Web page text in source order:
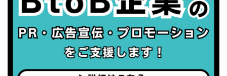
2026/09/06(日)
・世界アルツハイマー月間
・健康増進普及月間